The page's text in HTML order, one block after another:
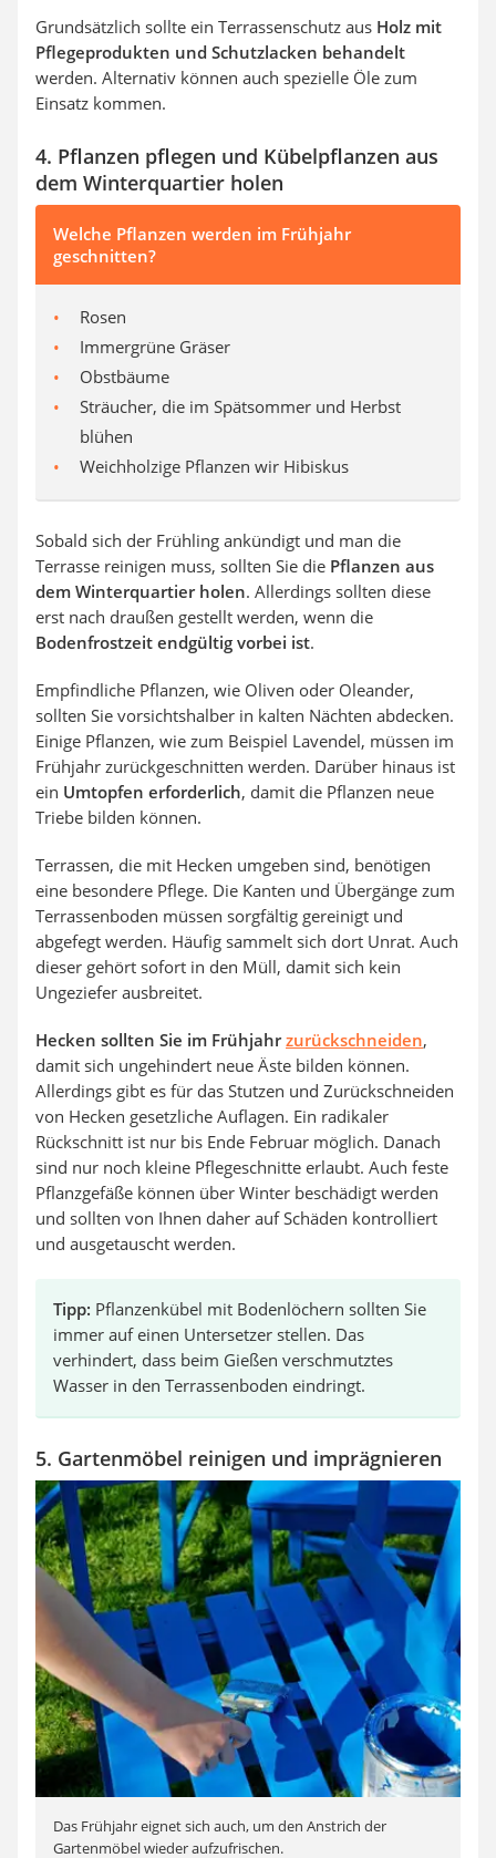
Grundsätzlich sollte ein Terrassenschutz aus Holz mit
Pflegeprodukten und Schutzlacken behandelt
werden. Alternativ können auch spezielle Öle zum
Einsatz kommen.
4. Pflanzen pflegen und Kübelpflanzen aus
dem Winterquartier holen
Welche Pflanzen werden im Frühjahr
geschnitten?
Rosen
Immergrüne Gräser
Obstbäume
Sträucher, die im Spätsommer und Herbst
blühen
Weichholzige Pflanzen wir Hibiskus
Sobald sich der Frühling ankündigt und man die
Terrasse reinigen muss, sollten Sie die Pflanzen aus
dem Winterquartier holen. Allerdings sollten diese
erst nach draußen gestellt werden, wenn die
Bodenfrostzeit endgültig vorbei ist.
Empfindliche Pflanzen, wie Oliven oder Oleander,
sollten Sie vorsichtshalber in kalten Nächten abdecken.
Einige Pflanzen, wie zum Beispiel Lavendel, müssen im
Frühjahr zurückgeschnitten werden. Darüber hinaus ist
ein Umtopfen erforderlich, damit die Pflanzen neue
Triebe bilden können.
Terrassen, die mit Hecken umgeben sind, benötigen
eine besondere Pflege. Die Kanten und Übergänge zum
Terrassenboden müssen sorgfältig gereinigt und
abgefegt werden. Häufig sammelt sich dort Unrat. Auch
dieser gehört sofort in den Müll, damit sich kein
Ungeziefer ausbreitet.
Hecken sollten Sie im Frühjahrzurückschneiden,
damit sich ungehindert neue Äste bilden können.
Allerdings gibt es für das Stutzen und Zurückschneiden
von Hecken gesetzliche Auflagen. Ein radikaler
Rückschnitt ist nur bis Ende Februar möglich. Danach
sind nur noch kleine Pflegeschnitte erlaubt. Auch feste
Pflanzgefäße können über Winter beschädigt werden
und sollten von Ihnen daher auf Schäden kontrolliert
und ausgetauscht werden.
Tipp: Pflanzenkübel mit Bodenlöchern sollten Sie
immer auf einen Untersetzer stellen. Das
verhindert, dass beim Gießen verschmutztes
Wasser in den Terrassenboden eindringt.
5. Gartenmöbel reinigen und imprägnieren
Das Frühjahr eignet sich auch, um den Anstrich der
Gartenmöbel wieder aufzufrischen.